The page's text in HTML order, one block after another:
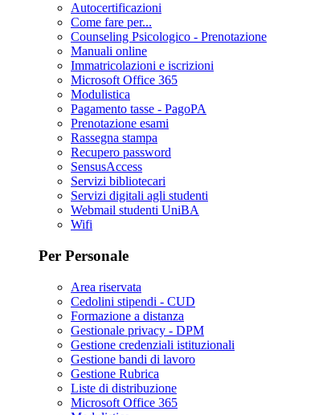
Autocertificazioni
Come fare per...
Counseling Psicologico - Prenotazione
Manuali online
Immatricolazioni e iscrizioni
Microsoft Office 365
Modulistica
Pagamento tasse - PagoPA
Prenotazione esami
Rassegna stampa
Recupero password
SensusAccess
Servizi bibliotecari
Servizi digitali agli studenti
Webmail studenti UniBA
Wifi
Per Personale
Area riservata
Cedolini stipendi - CUD
Formazione a distanza
Gestionale privacy - DPM
Gestione credenziali istituzionali
Gestione bandi di lavoro
Gestione Rubrica
Liste di distribuzione
Microsoft Office 365